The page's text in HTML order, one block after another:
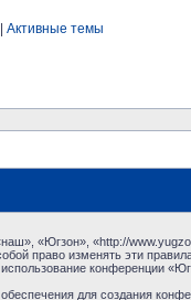
Активные темы
«Югзон», «http://
право изменять эти
конференции
для создания